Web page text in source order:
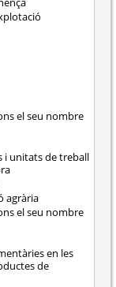
el seu nombre
i unitats de treball
agrària
el seu nombre
en les
de